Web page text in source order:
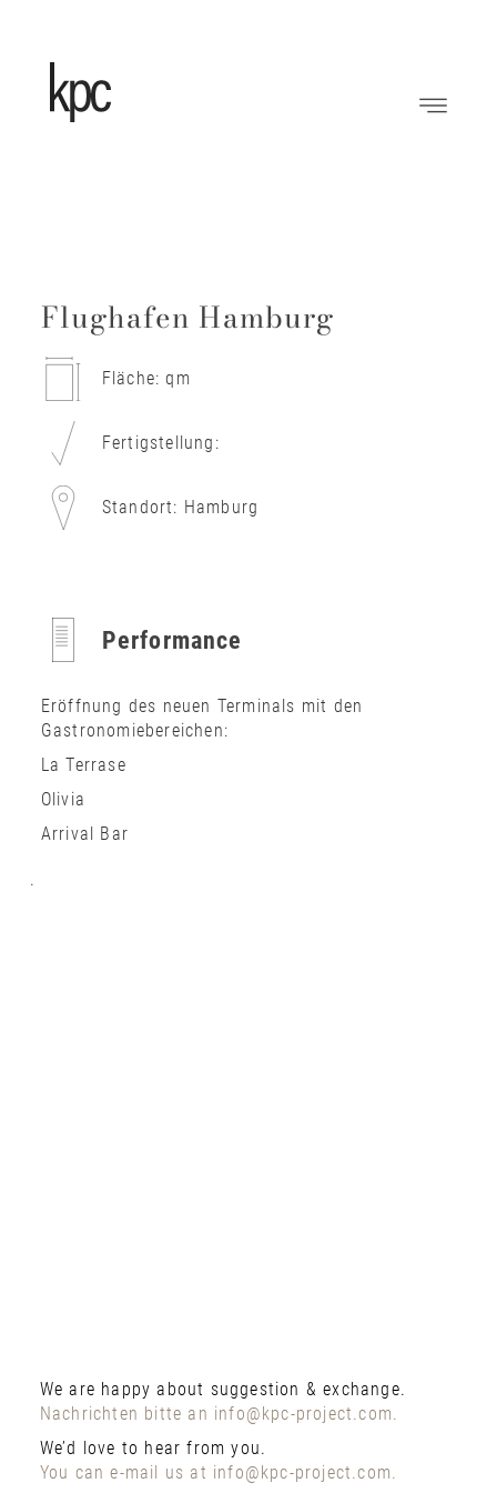
Flughafen Hamburg
Fläche: qm
Fertigstellung:
Standort: Hamburg
Performance
Eröffnung des neuen Terminals mit den
Gastronomiebereichen:
La Terrase
Olivia
Arrival Bar
.
We are happy about suggestion & exchange.
Nachrichten bitte an info@kpc-project.com.
We’d love to hear from you.
You can e-mail us at info@kpc-project.com.